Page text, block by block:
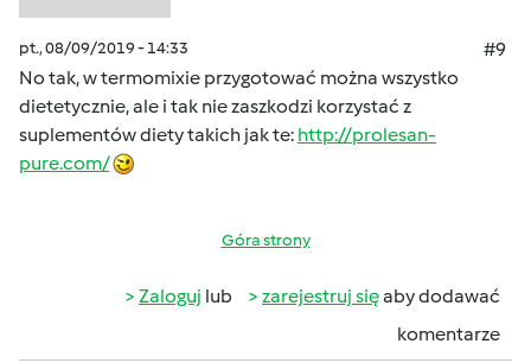
pt., 08/09/2019 - 14:33
#9
No tak, w termomixie przygotować można wszystko
dietetycznie, ale i tak nie zaszkodzi korzystać z
suplementów diety takich jak te: http://prolesan-
pure.com/
Góra strony
Zaloguj lub zarejestruj sięaby dodawać
komentarze